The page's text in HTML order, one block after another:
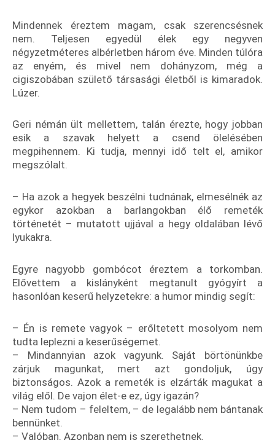
Mindennek éreztem magam, csak szerencsésnek
nem. Teljesen egyedül élek egy negyven
négyzetméteres albérletben három éve. Minden túlóra
az enyém, és mivel nem dohányzom, még a
cigiszobában születő társasági életből is kimaradok.
Lúzer.
Geri némán ült mellettem, talán érezte, hogy jobban
esik a szavak helyett a csend ölelésében
megpihennem. Ki tudja, mennyi idő telt el, amikor
megszólalt.
– Ha azok a hegyek beszélni tudnának, elmesélnék az
egykor azokban a barlangokban élő remeték
történetét – mutatott ujjával a hegy oldalában lévő
lyukakra.
Egyre nagyobb gombócot éreztem a torkomban.
Elővettem a kislányként megtanult gyógyírt a
hasonlóan keserű helyzetekre: a humor mindig segít:
– Én is remete vagyok – erőltetett mosolyom nem
tudta leplezni a keserűségemet.
– Mindannyian azok vagyunk. Saját börtönünkbe
zárjuk magunkat, mert azt gondoljuk, úgy
biztonságos. Azok a remeték is elzárták magukat a
világ elől. De vajon élet-e ez, úgy igazán?
– Nem tudom – feleltem, – de legalább nem bántanak
bennünket.
– Valóban. Azonban nem is szerethetnek.